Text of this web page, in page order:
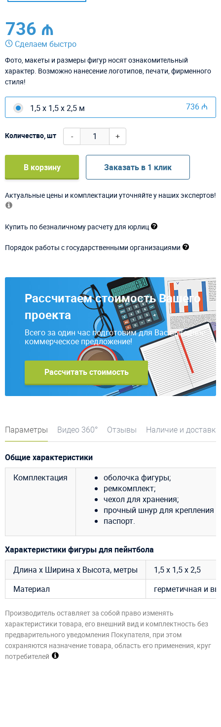
736 ₼
Сделаем быстро
Фото, макеты и размеры фигур носят ознакомительный
характер. Возможно нанесение логотипов, печати, фирменного
стиля!
1,5 х 1,5 х 2,5 м 736 ₼
Количество, шт - +
В корзину Заказать в 1 клик
Актуальные цены и комплектации уточняйте у наших экспертов!
Купить по безналичному расчету для юрлиц
Порядок работы с государственными организациями
Рассчитаем стоимость Вашего
проекта
Всего за один час подготовим для Вас выгодное
коммерческое предложение!
Рассчитать стоимость
Параметры Видео 360° Отзывы Наличие и доставка
Общие характеристики
Комплектация
оболочка фигуры;
ремкомплект;
чехол для хранения;
прочный шнур для крепления
паспорт.
Характеристики фигуры для пейнтбола
Длина х Ширина х Высота, метры
1,5 х 1,5 х 2,5
Материал
герметичная и
Производитель оставляет за собой право изменять
характеристики товара, его внешний вид и комплектность без
предварительного уведомления Покупателя, при этом
сохраняются назначение товара, область его применения, круг
потребителей